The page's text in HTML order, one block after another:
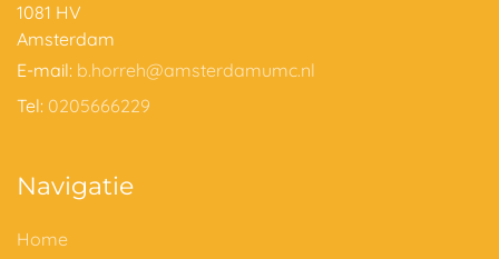
1081 HV
Amsterdam
E-mail: b.horreh@amsterdamumc.nl
Tel: 0205666229
Navigatie
Home